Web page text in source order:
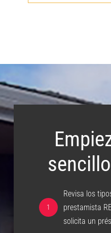
1
Revisa los
prestamista
solicita un